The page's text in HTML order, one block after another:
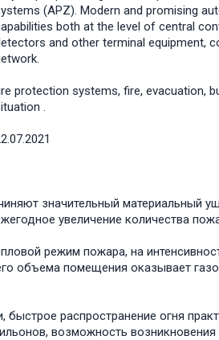
(APZ). Modern and promising
both at the level of central
and other terminal equipment,
protection systems, fire, evacuation,
.
значительный материальный
увеличение количества
режим пожара, на
объема помещения оказывает
быстрое распространение огня
возможность